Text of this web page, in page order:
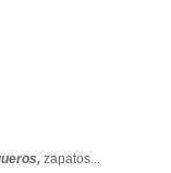
zapatos...